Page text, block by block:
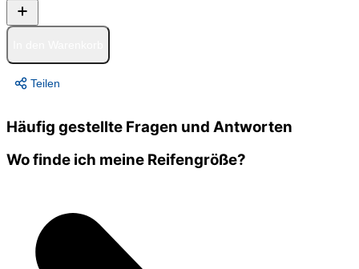
Teilen
Häufig gestellte Fragen und Antworten
Wo finde ich meine Reifengröße?